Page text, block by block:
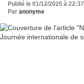
Publié le 01/12/2025 à 22:37
Par anonyme